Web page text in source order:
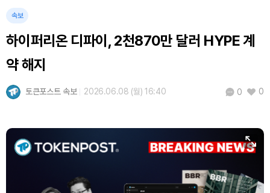
속보
하이퍼리온 디파이, 2천870만 달러 HYPE 계
약 해지
토큰포스트 속보 2026.06.08 (월) 16:40 0 0